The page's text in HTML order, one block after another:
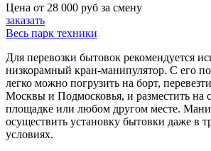
Цена от 28 000 руб за смену
заказать
Весь парк техники
Для перевозки бытовок рекомендуется
низкорамный кран-манипулятор. С его
легко можно погрузить на борт,
Москвы и Подмосковья, и разместить на
площадке или любом другом месте.
осуществить установку бытовки даже в
условиях.